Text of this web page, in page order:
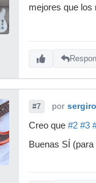
mejores que los
#7 por
Creo que #2 #3
Buenas SÍ